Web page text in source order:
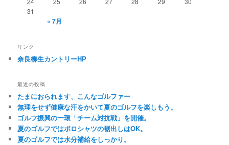
31
« 7月
リンク
奈良柳生カントリーHP
最近の投稿
たまにおられます、こんなゴルファー
無理をせず健康な汗をかいて夏のゴルフを楽しもう。
ゴルフ振興の一環「チーム対抗戦」を開催。
夏のゴルフではポロシャツの裾出しはOK。
夏のゴルフでは水分補給をしっかり。